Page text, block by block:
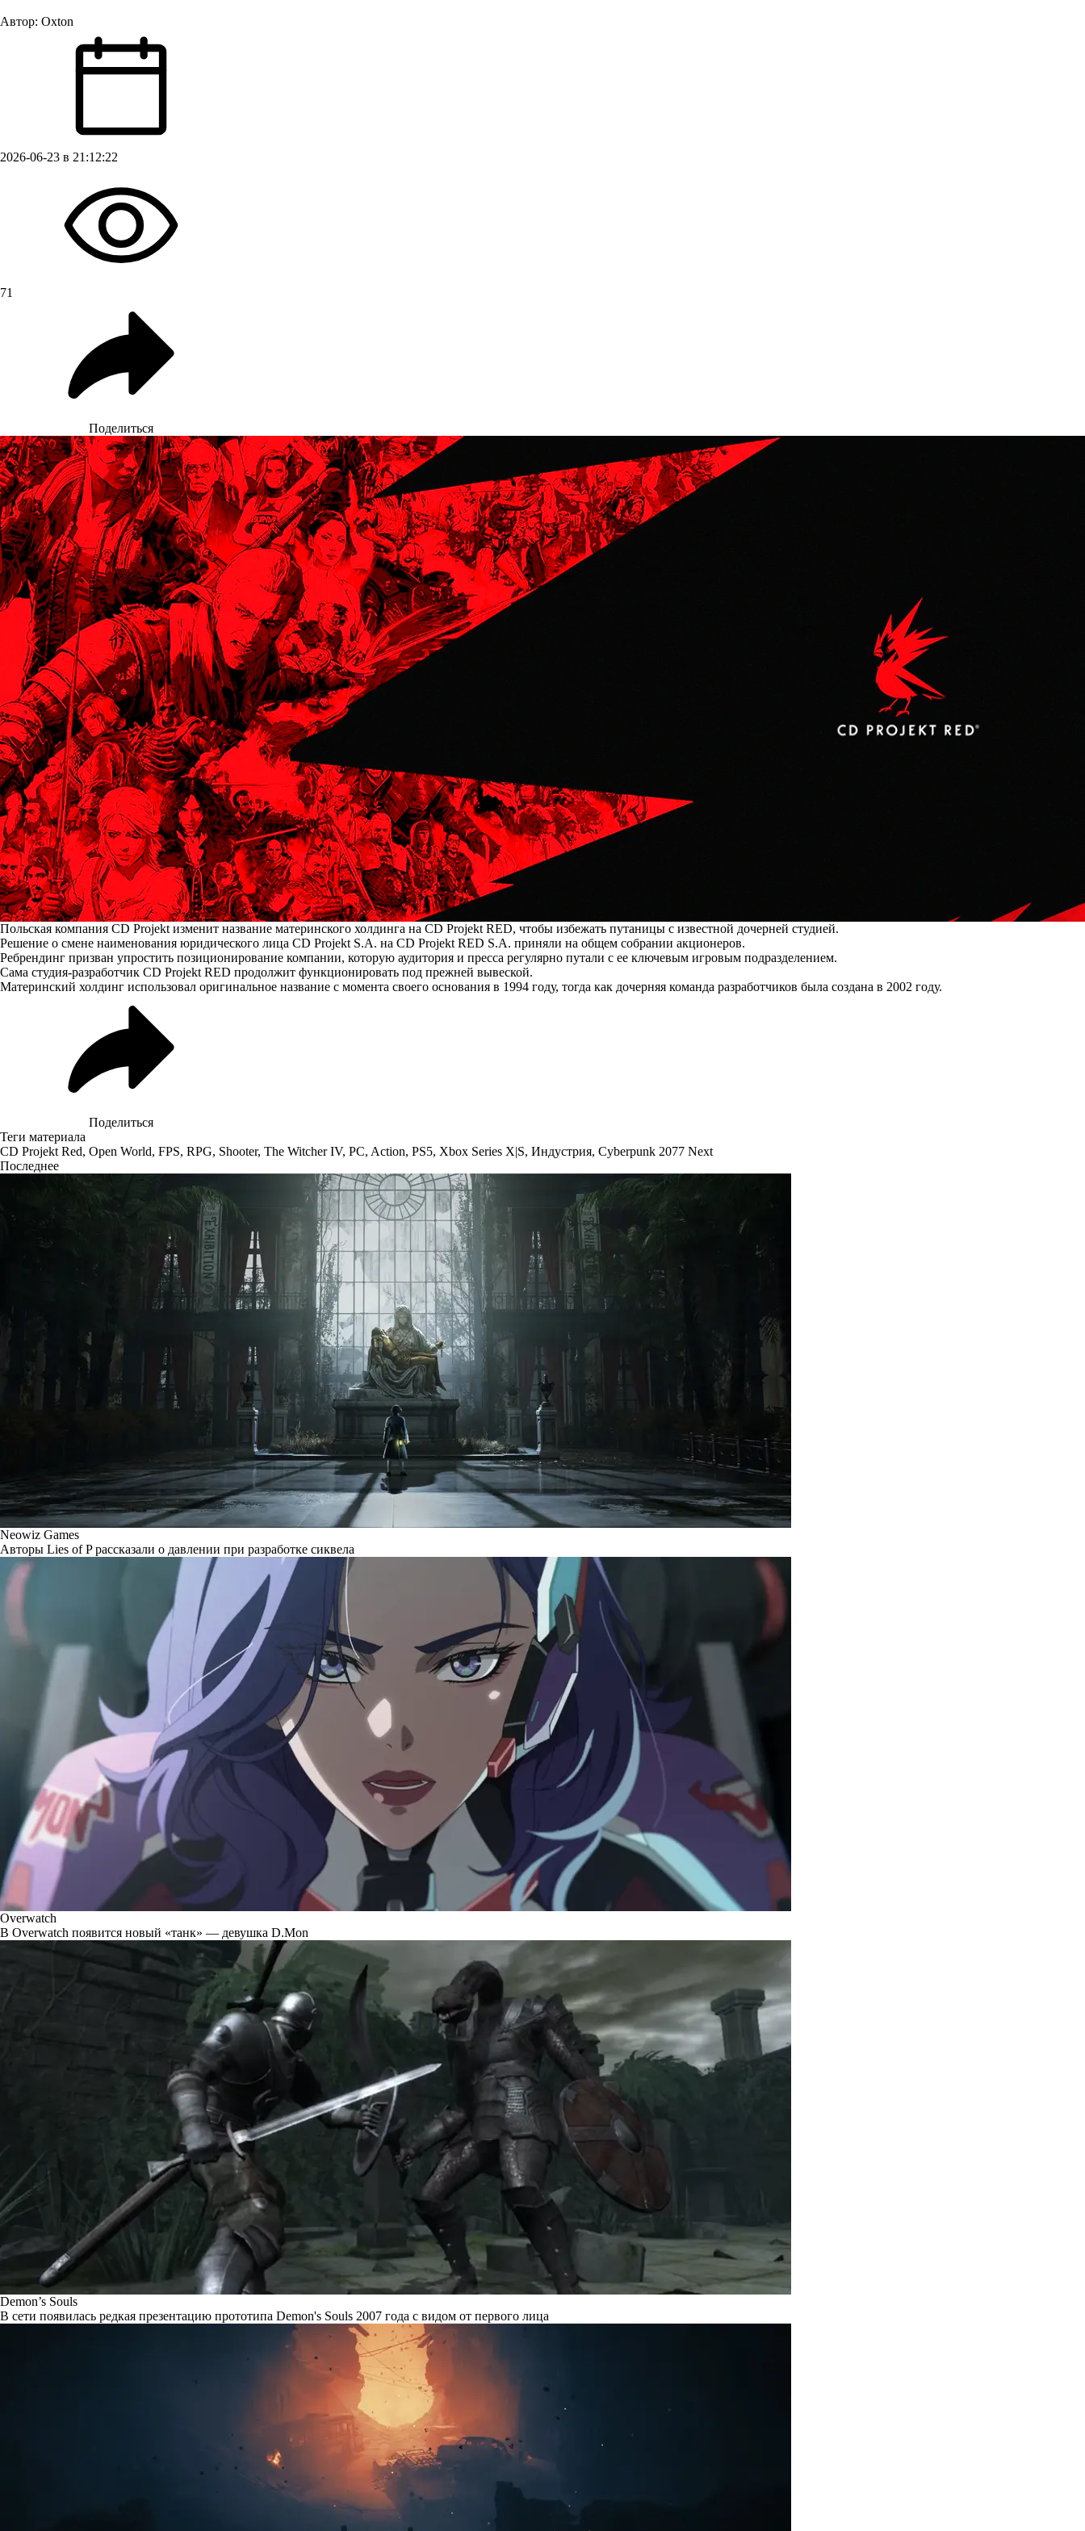
Автор: Oxton
2026-06-23 в 21:12:22
71
Поделиться
Польская компания CD Projekt изменит название материнского холдинга на CD Projekt RED, чтобы избежать путаницы с известной дочерней студией.
Решение о смене наименования юридического лица CD Projekt S.A. на CD Projekt RED S.A. приняли на общем собрании акционеров.
Ребрендинг призван упростить позиционирование компании, которую аудитория и пресса регулярно путали с ее ключевым игровым подразделением.
Сама студия-разработчик CD Projekt RED продолжит функционировать под прежней вывеской.
Материнский холдинг использовал оригинальное название с момента своего основания в 1994 году, тогда как дочерняя команда разработчиков была создана в 2002 году.
Поделиться
Теги материала
CD Projekt Red, Open World, FPS, RPG, Shooter, The Witcher IV, PC, Action, PS5, Xbox Series X|S, Индустрия, Cyberpunk 2077 Next
Последнее
Neowiz Games
Авторы Lies of P рассказали о давлении при разработке сиквела
Overwatch
В Overwatch появится новый «танк» — девушка D.Mon
Demon’s Souls
В сети появилась редкая презентацию прототипа Demon's Souls 2007 года с видом от первого лица